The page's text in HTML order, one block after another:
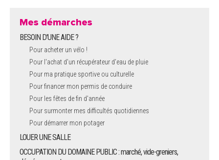
Mes démarches
BESOIN D'UNE AIDE ?
Pour acheter un vélo !
Pour l'achat d’un récupérateur d’eau de pluie
Pour ma pratique sportive ou culturelle
Pour financer mon permis de conduire
Pour les fêtes de fin d'année
Pour surmonter mes difficultés quotidiennes
Pour démarrer mon potager
LOUER UNE SALLE
OCCUPATION DU DOMAINE PUBLIC : marché, vide-greniers,